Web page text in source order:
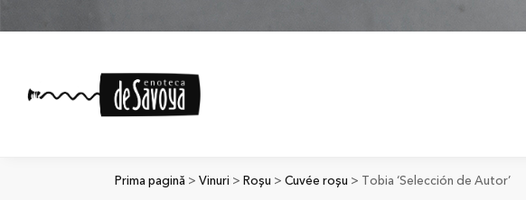
Prima pagină >Vinuri >Roșu >Cuvée roșu > Tobia ‘Selección de Autor’